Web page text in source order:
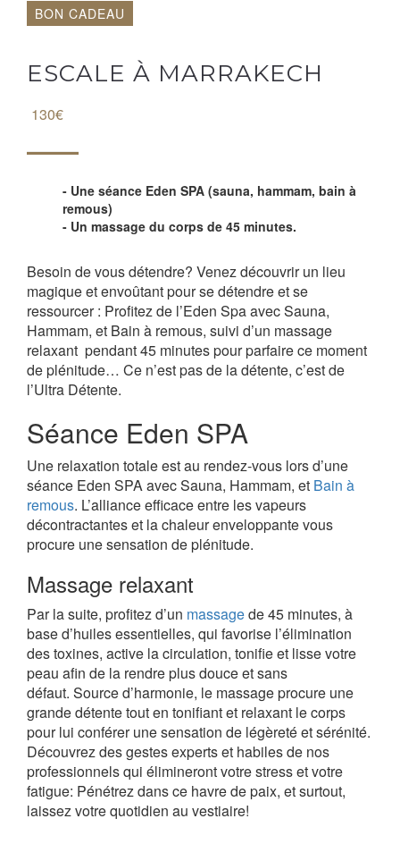
BON CADEAU
ESCALE À MARRAKECH
130€
Une séance Eden SPA (sauna, hammam, bain à
remous)
Un massage du corps de 45 minutes.
Besoin de vous détendre? Venez découvrir un lieu
magique et envoûtant pour se détendre et se
ressourcer : Profitez de l’Eden Spa avec Sauna,
Hammam, et Bain à remous, suivi d’un massage
relaxant pendant 45 minutes pour parfaire ce moment
de plénitude… Ce n’est pas de la détente, c’est de
l’Ultra Détente.
Séance Eden SPA
Une relaxation totale est au rendez-vous lors d’une
séance Eden SPA avec Sauna, Hammam, et Bain à
remous. L’alliance efficace entre les vapeurs
décontractantes et la chaleur enveloppante vous
procure une sensation de plénitude.
Massage relaxant
Par la suite, profitez d’un massagede 45 minutes, à
base d’huiles essentielles, qui favorise l’élimination
des toxines, active la circulation, tonifie et lisse votre
peau afin de la rendre plus douce et sans
défaut. Source d’harmonie, le massage procure une
grande détente tout en tonifiant et relaxant le corps
pour lui conférer une sensation de légèreté et sérénité.
Découvrez des gestes experts et habiles de nos
professionnels qui élimineront votre stress et votre
fatigue: Pénétrez dans ce havre de paix, et surtout,
laissez votre quotidien au vestiaire!